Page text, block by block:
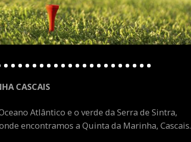
CASCAIS
Atlântico e o verde da Serra de Sintra,
encontramos a Quinta da Marinha, Cascais.